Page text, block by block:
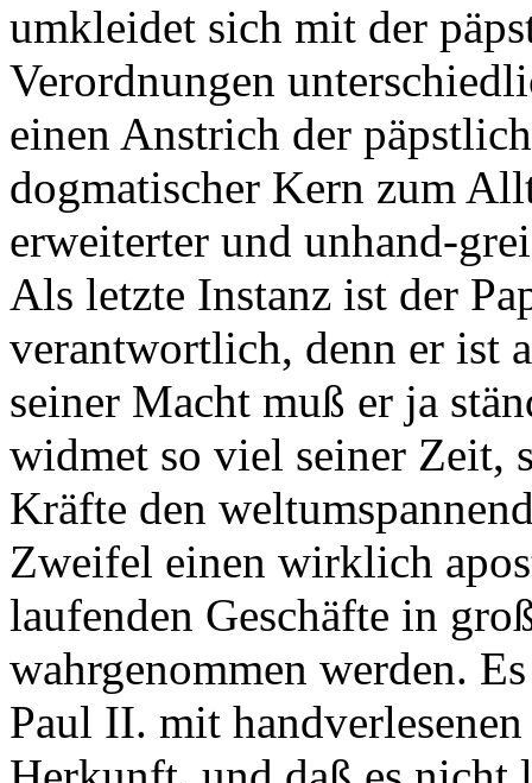
umkleidet sich mit der
Verordnungen
einen Anstrich der
dogmatischer Kern zum
erweiterter und unhand-
Als letzte Instanz ist der
verantwortlich, denn er ist
seiner Macht muß er ja
widmet so viel seiner Zeit,
Kräfte den
Zweifel einen wirklich
laufenden Geschäfte in
wahrgenommen werden.
Paul II. mit